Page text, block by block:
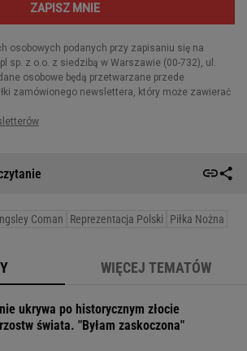
Coman Reprezentacja Polski Piłka Nożna
WIĘCEJ TEMATÓW
ukrywa po historycznym złocie
świata. "Byłam zaskoczona"